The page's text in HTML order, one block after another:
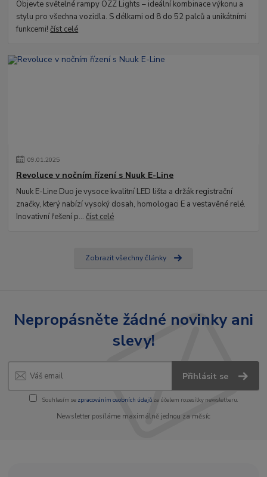
Objevte světelné rampy OZZ Lights – ideální kombinace výkonu a
stylu pro všechna vozidla. S délkami od 8 do 52 palců a unikátními
funkcemi!číst celé
09.01.2025
Revoluce v nočním řízení s Nuuk E-Line
Nuuk E-Line Duo je vysoce kvalitní LED lišta a držák registrační
značky, který nabízí vysoký dosah, homologaci E a vestavěné relé.
Inovativní řešení p...číst celé
Zobrazit všechny články
Nepropásněte žádné novinky ani
slevy!
Přihlásit se
Souhlasím se zpracováním osobních údajůza účelem rozesílky newsletteru.
Newsletter posíláme maximálně jednou za měsíc